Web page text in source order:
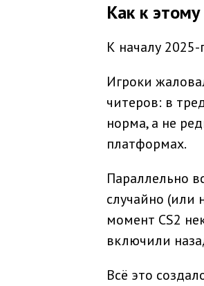
Как к
К началу 2025-
Игроки
читеров: в
норма, а не
платформах.
Параллельно
случайно (или
момент CS2
включили
Всё это